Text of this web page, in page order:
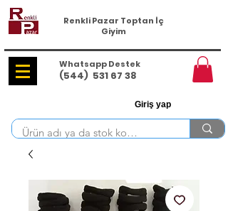
Renkli Pazar Toptan İç
Giyim
Whatsapp Destek
(544) 531 67 38
Giriş yap